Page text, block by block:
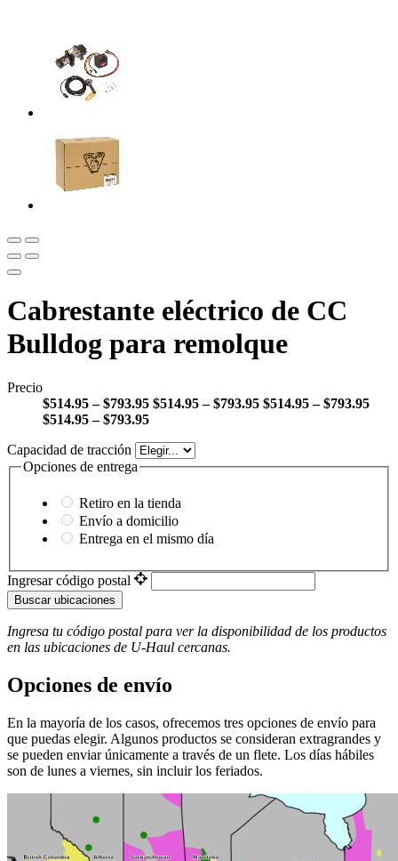
Cabrestante eléctrico de CC
Bulldog para remolque
Precio
$514.95 – $793.95 $514.95 – $793.95 $514.95 – $793.95
$514.95 – $793.95
Capacidad de tracción
Opciones de entrega
Retiro en la tienda
Envío a domicilio
Entrega en el mismo día
Ingresar código postal
Buscar ubicaciones
Ingresa tu código postal para ver la disponibilidad de los productos
en las ubicaciones de U-Haul ​​​​​​​ cercanas.
Opciones de envío
En la mayoría de los casos, ofrecemos tres opciones de envío para
que puedas elegir. Algunos productos se consideran extragrandes y
se pueden enviar únicamente a través de un flete. Los días hábiles
son de lunes a viernes, sin incluir los feriados.